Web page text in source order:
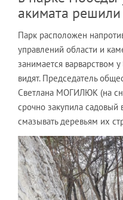
акимата
Парк расположен
управлений области и
занимается варварством
видят. Председатель
Светлана МОГИЛЮК (на
срочно закупила
смазывать деревьям их